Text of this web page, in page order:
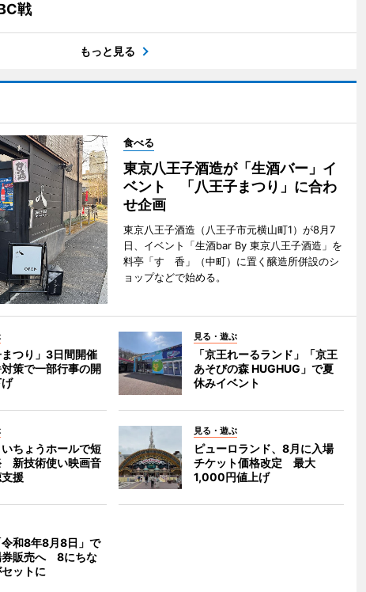
戦
もっと見る
食べる
東京八王子酒造が「生酒バー」イ
ベント 「八王子まつり」に合わ
せ企画
東京八王子酒造（八王子市元横山町1）が8月7
日、イベント「生酒bar By 東京八王子酒造」を
料亭「すゞ香」（中町）に置く醸造所併設のシ
ョップなどで始める。
まつり」3日間開催
策で一部行事の開
見る・遊ぶ
「京王れーるランド」「京王
あそびの森 HUGHUG」で夏
休みイベント
ちょうホールで短
新技術使い映画音
援
見る・遊ぶ
ピューロランド、8月に入場
チケット価格改定 最大
1,000円値上げ
和8年8月8日」で
券販売へ 8にちな
ットに